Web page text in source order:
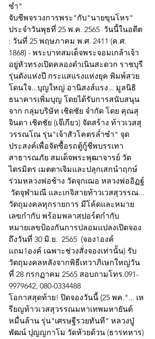
ซำ"
จับชีพจรวงการพระ"กับ"นายขุนโหร"
ประจำวันพุธที่ 25 พ.ค. 2565  วันนี้ในอดีต
: วันที่ 25 พฤษภาคม พ.ศ. 2411 (ค.ศ.
1868) - พระบาทสมเด็จพระจอมเกล้าเจ้า
อยู่หัวทรงเปิดคลองดำเนินสะดวก ราชบุรี
รุ่นดังแห่งปี กระแสแรงแห่งยุค พิมพ์สวย
โดนใจ...บุญใหญ่ อานิสงส์แรง... มูลนิธิ
ธนาคารเพิ่มบุญ โดยได้รับการสนับสนุน
จาก กลุ่มบริษัท เชิดชัย จำกัด โดย คุณสุ
จินดา เชิดชัย (เจ๊เกียว) จัดสร้าง ท้าวเวสสุ
วรรณโณ รุ่น"เจ้าสัวโคตรล่ำซำ" จุด
ประสงค์เพื่อจัดซื้อรถตู้กู้ชีพบรรเทา
สาธารณภัย สมเด็จพระพุฒาจารย์ วัด
ไตรมิตร เมตตาเจิมและปลุกเสกนำฤกษ์
ร่วมหลวงพ่อช้าง วัดจุกเฌอ หลวงพ่ออิฏฐ์
วัดจุฬามณี และเกจิสายท้าวเวสสุวรรณ...
วัตถุมงคลทุกรายการ มีโค้ดและหมาย
เลขกำกับ พร้อมพลาสปอร์ตกำกับ
หมายเลขป้องกันการปลอมแปลงเปิดจอง
ถึงวันที่ 30 มิ.ย.  2565  (จอง1องค์
แถม1องค์ เฉพาะช่วงสั่งจองเท่านั้น) รับ
วัตถุมงคลหลังจากพิธีเทวาภิเษกใหญ่วัน
ที่ 28 กรกฏาคม 2565 สอบถามโทร.091-
9979642, 080-0334488
โอกาสสุดท้าย! ปิดจองวันนี้ (25 พค."... เห
รียญท้าวเวสสุวรรณมหาเทพมหายันต์
หมื่นล้าน รุ่น"เศรษฐีรวยทันที" หลวงปู่
พัฒน์ ปุญญกาโม วัดห้วยด้วน (ธารทหาร)